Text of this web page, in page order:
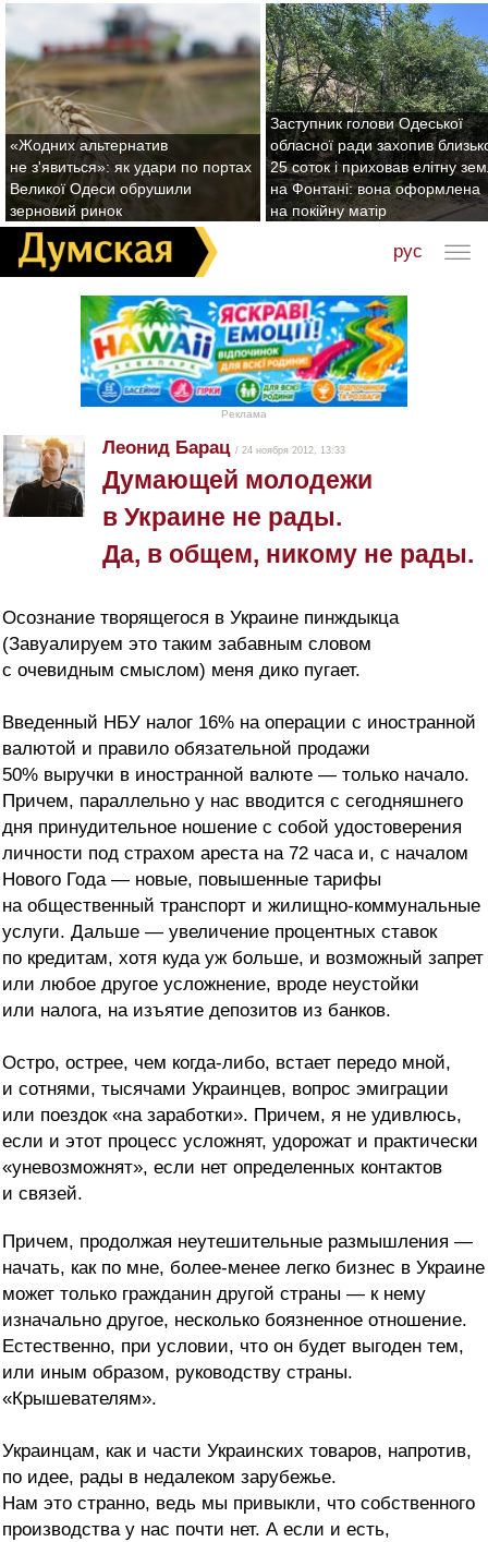
«Жодних альтернатив
не з'явиться»: як удари по портах
Великої Одеси обрушили
зерновий ринок
Заступник голови Одеської
обласної ради захопив
25 соток і приховав елітну
на Фонтані: вона оформлена
на покійну матір
рус
Реклама
Леонид Барац / 24 ноября 2012, 13:33
Думающей молодежи
в Украине не рады.
Да, в общем, никому не рады.
Осознание творящегося в Украине пинждыкца
(Завуалируем это таким забавным словом
с очевидным смыслом) меня дико пугает.
Введенный НБУ налог 16% на операции с иностранной
валютой и правило обязательной продажи
50% выручки в иностранной валюте — только начало.
Причем, параллельно у нас вводится с сегодняшнего
дня принудительное ношение с собой удостоверения
личности под страхом ареста на 72 часа и, с началом
Нового Года — новые, повышенные тарифы
на общественный транспорт и жилищно-коммунальные
услуги. Дальше — увеличение процентных ставок
по кредитам, хотя куда уж больше, и возможный запрет
или любое другое усложнение, вроде неустойки
или налога, на изъятие депозитов из банков.
Остро, острее, чем когда-либо, встает передо мной,
и сотнями, тысячами Украинцев, вопрос эмиграции
или поездок «на заработки». Причем, я не удивлюсь,
если и этот процесс усложнят, удорожат и практически
«уневозможнят», если нет определенных контактов
и связей.
Причем, продолжая неутешительные размышления —
начать, как по мне, более-менее легко бизнес в Украине
может только гражданин другой страны — к нему
изначально другое, несколько боязненное отношение.
Естественно, при условии, что он будет выгоден тем,
или иным образом, руководству страны.
«Крышевателям».
Украинцам, как и части Украинских товаров, напротив,
по идее, рады в недалеком зарубежье.
Нам это странно, ведь мы привыкли, что собственного
производства у нас почти нет. А если и есть,